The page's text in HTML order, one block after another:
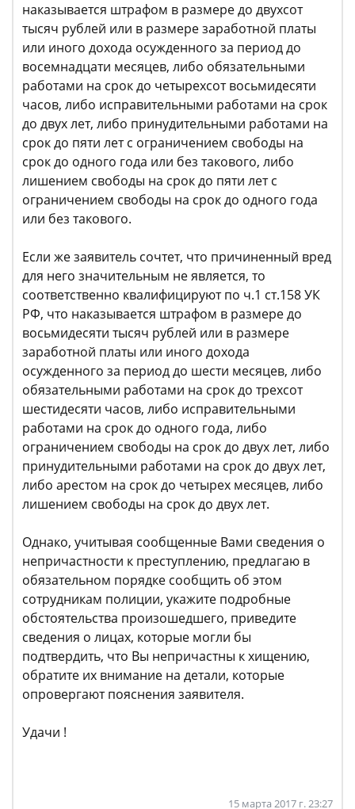
наказывается штрафом в размере до двухсот
тысяч рублей или в размере заработной платы
или иного дохода осужденного за период до
восемнадцати месяцев, либо обязательными
работами на срок до четырехсот восьмидесяти
часов, либо исправительными работами на срок
до двух лет, либо принудительными работами на
срок до пяти лет с ограничением свободы на
срок до одного года или без такового, либо
лишением свободы на срок до пяти лет с
ограничением свободы на срок до одного года
или без такового.
Если же заявитель сочтет, что причиненный вред
для него значительным не является, то
соответственно квалифицируют по ч.1 ст.158 УК
РФ, что наказывается штрафом в размере до
восьмидесяти тысяч рублей или в размере
заработной платы или иного дохода
осужденного за период до шести месяцев, либо
обязательными работами на срок до трехсот
шестидесяти часов, либо исправительными
работами на срок до одного года, либо
ограничением свободы на срок до двух лет, либо
принудительными работами на срок до двух лет,
либо арестом на срок до четырех месяцев, либо
лишением свободы на срок до двух лет.
Однако, учитывая сообщенные Вами сведения о
непричастности к преступлению, предлагаю в
обязательном порядке сообщить об этом
сотрудникам полиции, укажите подробные
обстоятельства произошедшего, приведите
сведения о лицах, которые могли бы
подтвердить, что Вы непричастны к хищению,
обратите их внимание на детали, которые
опровергают пояснения заявителя.
Удачи !
15 марта 2017 г. 23:27